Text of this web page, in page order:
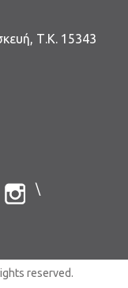
Τ.Κ. 15343
\
reserved.